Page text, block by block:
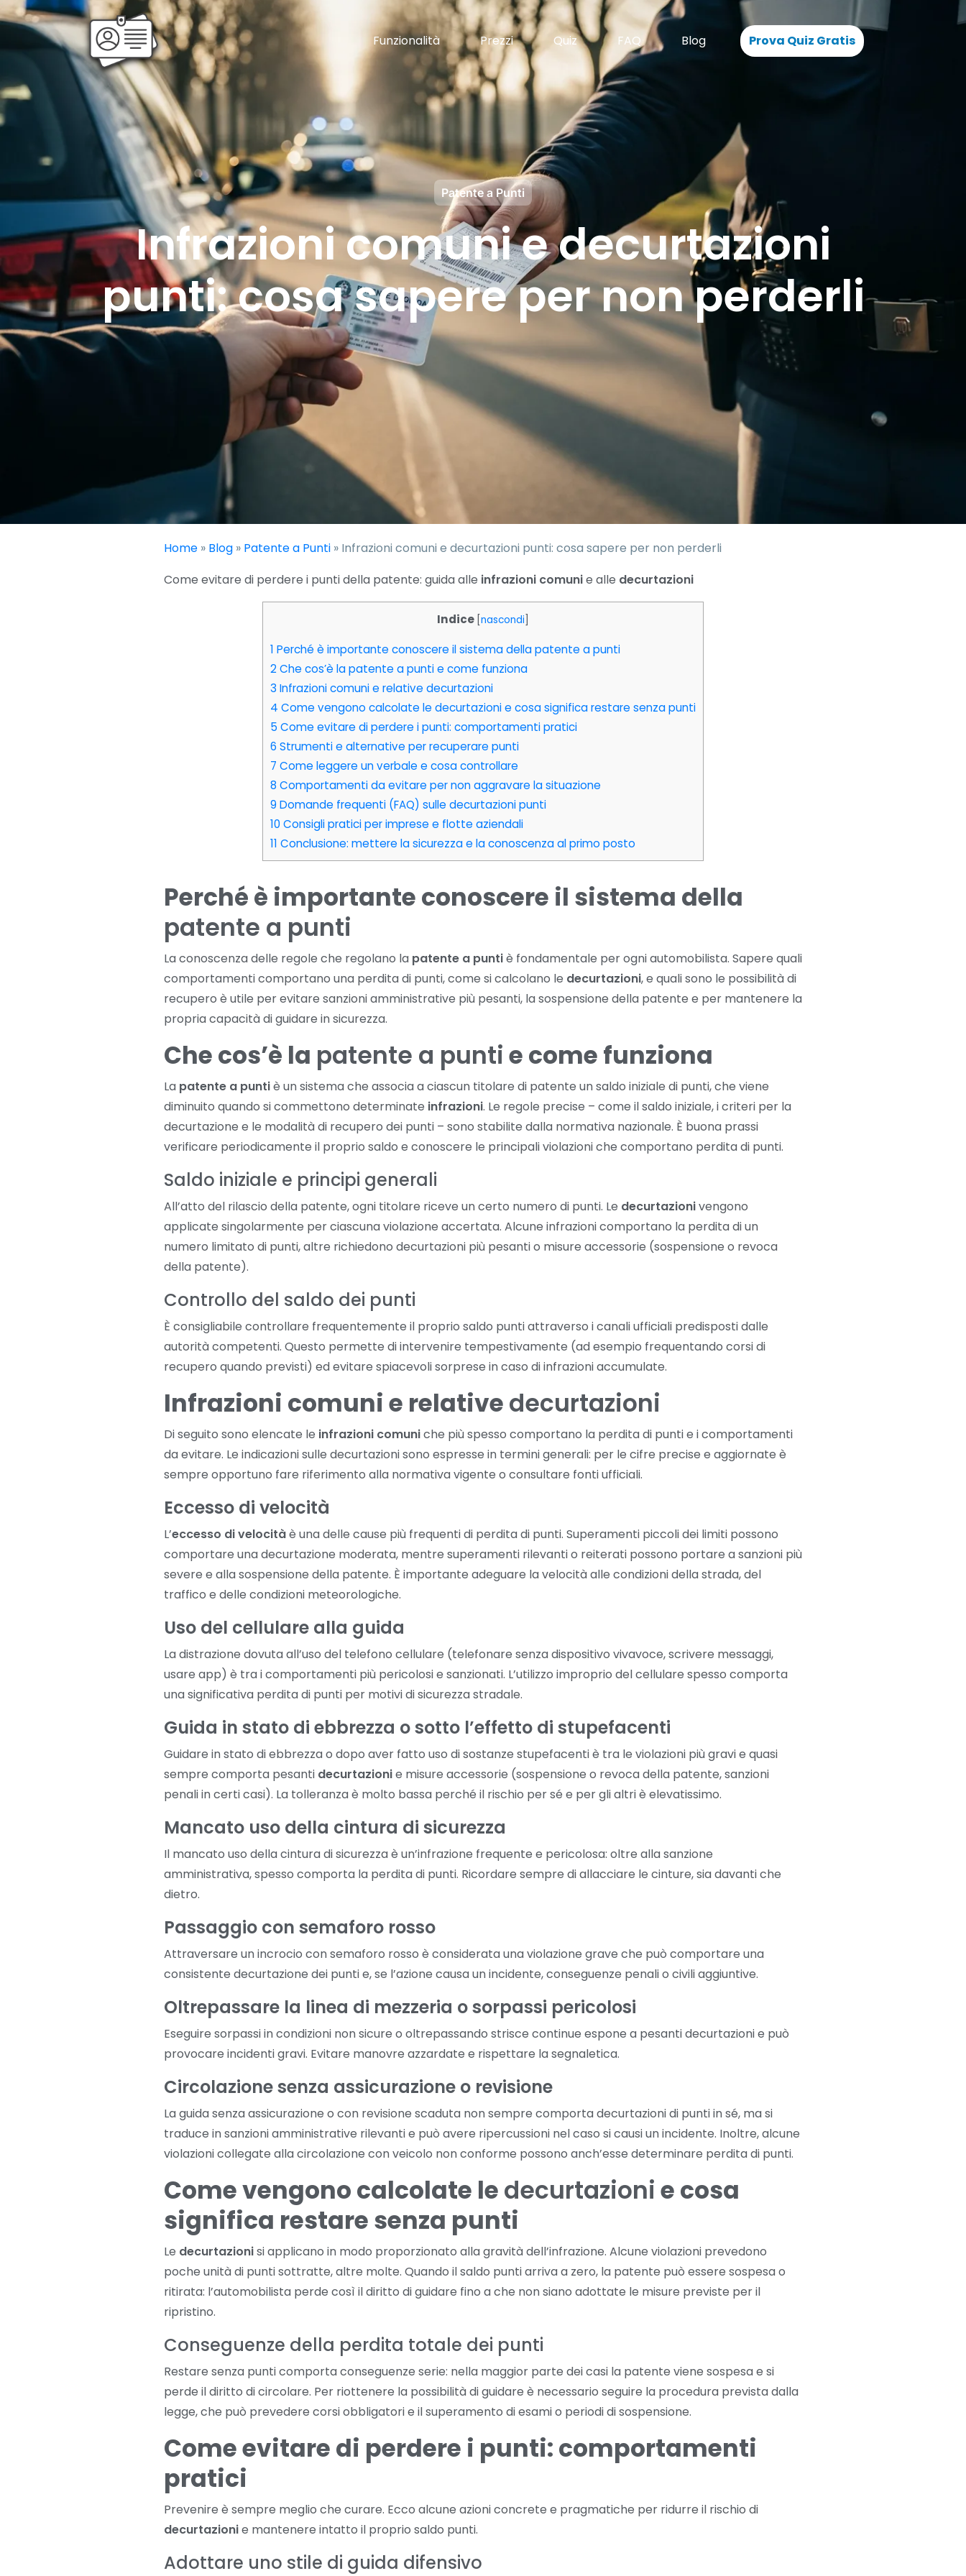
Funzionalità Prezzi Quiz FAQ Blog Prova Quiz Gratis
Patente a Punti
Infrazioni comuni e decurtazioni
punti: cosa sapere per non perderli
Home » Blog » Patente a Punti » Infrazioni comuni e decurtazioni punti: cosa sapere per non perderli
Come evitare di perdere i punti della patente: guida alle infrazioni comunie alle decurtazioni
Indice [nascondi
1 Perché è importante conoscere il sistema della patente a punti
2Che cos’è la patente a punti e come funziona
3 Infrazioni comuni e relative decurtazioni
4 Come vengono calcolate le decurtazioni e cosa significa restare senza punti
5 Come evitare di perdere i punti: comportamenti pratici
6 Strumenti e alternative per recuperare punti
7 Come leggere un verbale e cosa controllare
8 Comportamenti da evitare per non aggravare la situazione
9 Domande frequenti (FAQ) sulle decurtazioni punti
10 Consigli pratici per imprese e flotte aziendali
11 Conclusione: mettere la sicurezza e la conoscenza al primo posto
Perché è importante conoscere il sistema della
patente a punti
La conoscenza delle regole che regolano la patente a puntiè fondamentale per ogni automobilista. Sapere quali
comportamenti comportano una perdita di punti, come si calcolano le decurtazioni, e quali sono le possibilità di
recupero è utile per evitare sanzioni amministrative più pesanti, la sospensione della patente e per mantenere la
propria capacità di guidare in sicurezza.
Che cos’è la patente a puntie come funziona
La patente a puntiè un sistema che associa a ciascun titolare di patente un saldo iniziale di punti, che viene
diminuito quando si commettono determinate infrazioni. Le regole precise – come il saldo iniziale, i criteri per la
decurtazione e le modalità di recupero dei punti – sono stabilite dalla normativa nazionale. È buona prassi
verificare periodicamente il proprio saldo e conoscere le principali violazioni che comportano perdita di punti.
Saldo iniziale e principi generali
All’atto del rilascio della patente, ogni titolare riceve un certo numero di punti. Le decurtazionivengono
applicate singolarmente per ciascuna violazione accertata. Alcune infrazioni comportano la perdita di un
numero limitato di punti, altre richiedono decurtazioni più pesanti o misure accessorie (sospensione o revoca
della patente).
Controllo del saldo dei punti
È consigliabile controllare frequentemente il proprio saldo punti attraverso i canali ufficiali predisposti dalle
autorità competenti. Questo permette di intervenire tempestivamente (ad esempio frequentando corsi di
recupero quando previsti) ed evitare spiacevoli sorprese in caso di infrazioni accumulate.
Infrazioni comuni e relativedecurtazioni
Di seguito sono elencate le infrazioni comuniche più spesso comportano la perdita di punti e i comportamenti
da evitare. Le indicazioni sulle decurtazioni sono espresse in termini generali: per le cifre precise e aggiornate è
sempre opportuno fare riferimento alla normativa vigente o consultare fonti ufficiali.
Eccesso di velocità
L’eccesso di velocitàè una delle cause più frequenti di perdita di punti. Superamenti piccoli dei limiti possono
comportare una decurtazione moderata, mentre superamenti rilevanti o reiterati possono portare a sanzioni più
severe e alla sospensione della patente. È importante adeguare la velocità alle condizioni della strada, del
traffico e delle condizioni meteorologiche.
Uso del cellulare alla guida
La distrazione dovuta all’uso del telefono cellulare (telefonare senza dispositivo vivavoce, scrivere messaggi,
usare app) è tra i comportamenti più pericolosi e sanzionati. L’utilizzo improprio del cellulare spesso comporta
una significativa perdita di punti per motivi di sicurezza stradale.
Guida in stato di ebbrezza o sotto l’effetto di stupefacenti
Guidare in stato di ebbrezza o dopo aver fatto uso di sostanze stupefacenti è tra le violazioni più gravi e quasi
sempre comporta pesanti decurtazionie misure accessorie (sospensione o revoca della patente, sanzioni
penali in certi casi). La tolleranza è molto bassa perché il rischio per sé e per gli altri è elevatissimo.
Mancato uso della cintura di sicurezza
Il mancato uso della cintura di sicurezza è un’infrazione frequente e pericolosa: oltre alla sanzione
amministrativa, spesso comporta la perdita di punti. Ricordare sempre di allacciare le cinture, sia davanti che
dietro.
Passaggio con semaforo rosso
Attraversare un incrocio con semaforo rosso è considerata una violazione grave che può comportare una
consistente decurtazione dei punti e, se l’azione causa un incidente, conseguenze penali o civili aggiuntive.
Oltrepassare la linea di mezzeria o sorpassi pericolosi
Eseguire sorpassi in condizioni non sicure o oltrepassando strisce continue espone a pesanti decurtazioni e può
provocare incidenti gravi. Evitare manovre azzardate e rispettare la segnaletica.
Circolazione senza assicurazione o revisione
La guida senza assicurazione o con revisione scaduta non sempre comporta decurtazioni di punti in sé, ma si
traduce in sanzioni amministrative rilevanti e può avere ripercussioni nel caso si causi un incidente. Inoltre, alcune
violazioni collegate alla circolazione con veicolo non conforme possono anch’esse determinare perdita di punti.
Come vengono calcolate ledecurtazionie cosa
significa restare senza punti
Le decurtazionisi applicano in modo proporzionato alla gravità dell’infrazione. Alcune violazioni prevedono
poche unità di punti sottratte, altre molte. Quando il saldo punti arriva a zero, la patente può essere sospesa o
ritirata: l’automobilista perde così il diritto di guidare fino a che non siano adottate le misure previste per il
ripristino.
Conseguenze della perdita totale dei punti
Restare senza punti comporta conseguenze serie: nella maggior parte dei casi la patente viene sospesa e si
perde il diritto di circolare. Per riottenere la possibilità di guidare è necessario seguire la procedura prevista dalla
legge, che può prevedere corsi obbligatori e il superamento di esami o periodi di sospensione.
Come evitare di perdere i punti: comportamenti
pratici
Prevenire è sempre meglio che curare. Ecco alcune azioni concrete e pragmatiche per ridurre il rischio di
decurtazionie mantenere intatto il proprio saldo punti.
Adottare uno stile di guida difensivo